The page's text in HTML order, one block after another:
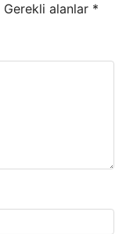
Gerekli alanlar *